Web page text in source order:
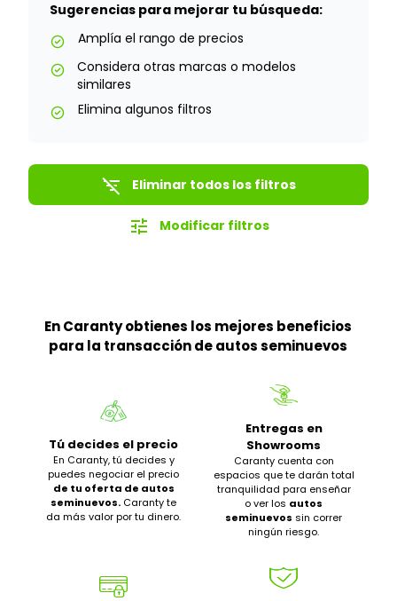
Sugerencias para mejorar tu búsqueda:
check_circle Amplía el rango de precios
check_circle
Considera otras marcas o modelos
similares
check_circle Elimina algunos filtros
filter_list_off Eliminar todos los filtros
tune Modificar filtros
En Caranty obtienes los mejores beneficios
para la transacción de autos seminuevos
Tú decides el precio
En Caranty, tú decides y
puedes negociar el precio
de tu oferta de autos
seminuevos. Caranty te
da más valor por tu dinero.
Entregas en
Showrooms
Caranty cuenta con
espacios que te darán total
tranquilidad para enseñar
o ver los autos
seminuevos sin correr
ningún riesgo.